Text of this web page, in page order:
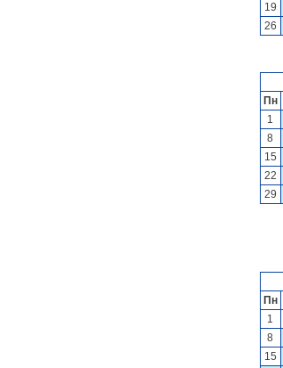
19
26
Пн
1
8
15
22
29
Пн
1
8
15